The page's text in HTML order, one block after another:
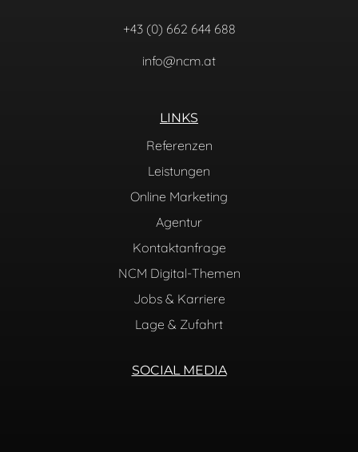
+43 (0) 662 644 688
info@ncm.at
LINKS
Referenzen
Leistungen
Online Marketing
Agentur
Kontaktanfrage
NCM Digital-Themen
Jobs & Karriere
Lage & Zufahrt
SOCIAL MEDIA